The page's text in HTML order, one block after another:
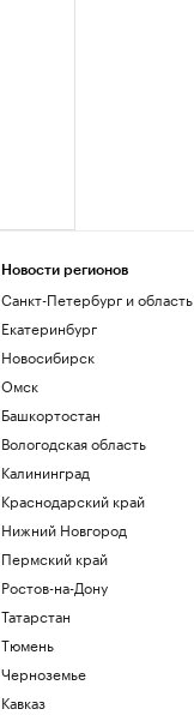
Новости регионов
Санкт-Петербург и область
Екатеринбург
Новосибирск
Омск
Башкортостан
Вологодская область
Калининград
Краснодарский край
Нижний Новгород
Пермский край
Ростов-на-Дону
Татарстан
Тюмень
Черноземье
Кавказ